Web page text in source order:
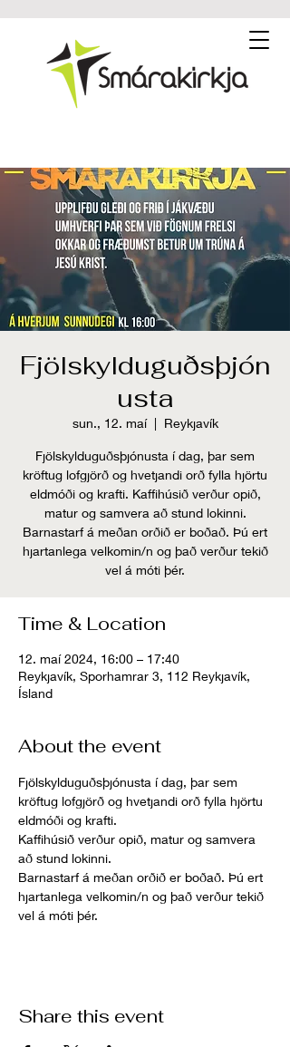
Fjölskylduguðsþjón
usta
sun., 12. maí
  |
Reykjavík
Fjölskylduguðsþjónusta í dag, þar sem
kröftug lofgjörð og hvetjandi orð fylla hjörtu
eldmóði og krafti. Kaffihúsið verður opið,
matur og samvera að stund lokinni.
Barnastarf á meðan orðið er boðað. Þú ert
hjartanlega velkomin/n og það verður tekið
vel á móti þér.
Time & Location
12. maí 2024, 16:00 – 17:40
Reykjavík, Sporhamrar 3, 112 Reykjavík,
Ísland
About the event
Fjölskylduguðsþjónusta í dag, þar sem
kröftug lofgjörð og hvetjandi orð fylla hjörtu
eldmóði og krafti.
Kaffihúsið verður opið, matur og samvera
að stund lokinni.
Barnastarf á meðan orðið er boðað. Þú ert
hjartanlega velkomin/n og það verður tekið
vel á móti þér.
Share this event